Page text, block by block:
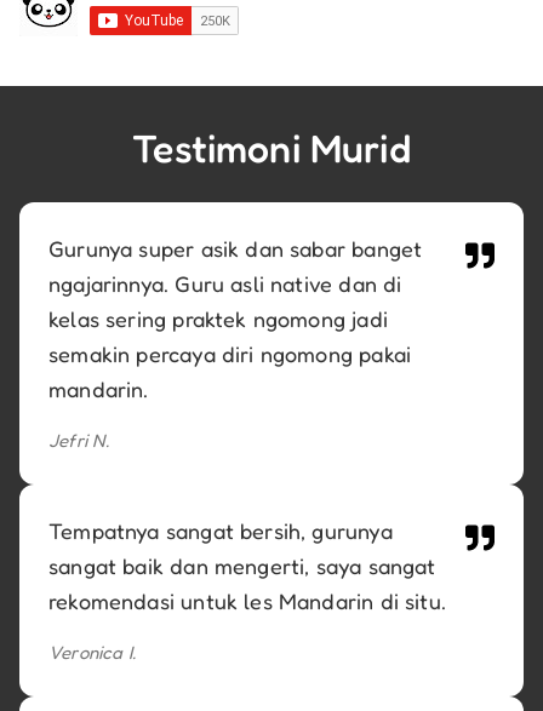
Testimoni Murid
Gurunya super asik dan sabar banget
ngajarinnya. Guru asli native dan di
kelas sering praktek ngomong jadi
semakin percaya diri ngomong pakai
mandarin.
Jefri N.
Tempatnya sangat bersih, gurunya
sangat baik dan mengerti, saya sangat
rekomendasi untuk les Mandarin di situ.
Veronica I.